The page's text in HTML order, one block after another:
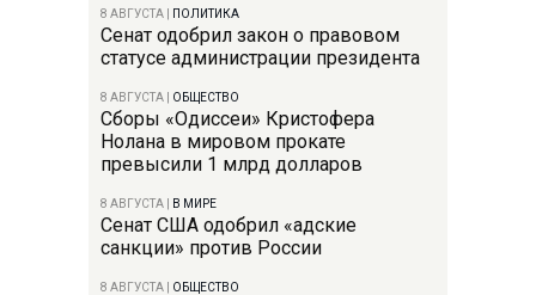
8 АВГУСТА ПОЛИТИКА
Сенат одобрил закон о правовом
статусе администрации президента
8 АВГУСТА ОБЩЕСТВО
Сборы «Одиссеи» Кристофера
Нолана в мировом прокате
превысили 1 млрд долларов
8 АВГУСТА В МИРЕ
Сенат США одобрил «адские
санкции» против России
8 АВГУСТА ОБЩЕСТВО